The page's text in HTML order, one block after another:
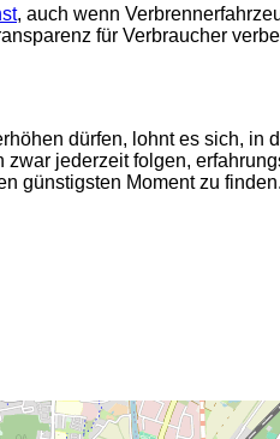
, auch wenn
für Verbraucher
dürfen, lohnt es sich, in
jederzeit folgen,
günstigsten Moment zu